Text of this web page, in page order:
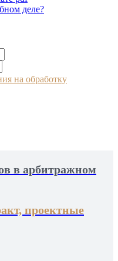
деле?
на обработку
в арбитражном
проектные